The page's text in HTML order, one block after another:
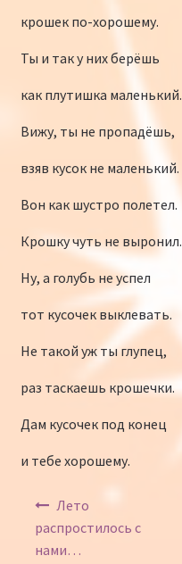
крошек по-хорошему.
Ты и так у них берёшь
как плутишка маленький.
Вижу, ты не пропадёшь,
взяв кусок не маленький.
Вон как шустро полетел.
Крошку чуть не выронил.
Ну, а голубь не успел
тот кусочек выклевать.
Не такой уж ты глупец,
раз таскаешь крошечки.
Дам кусочек под конец
и тебе хорошему.
Навигация по записям
Лето
распростилось с
нами…